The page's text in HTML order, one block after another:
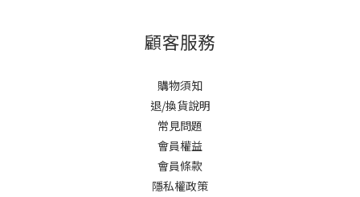
顧客服務
購物須知
退/換貨說明
常見問題
會員權益
會員條款
隱私權政策